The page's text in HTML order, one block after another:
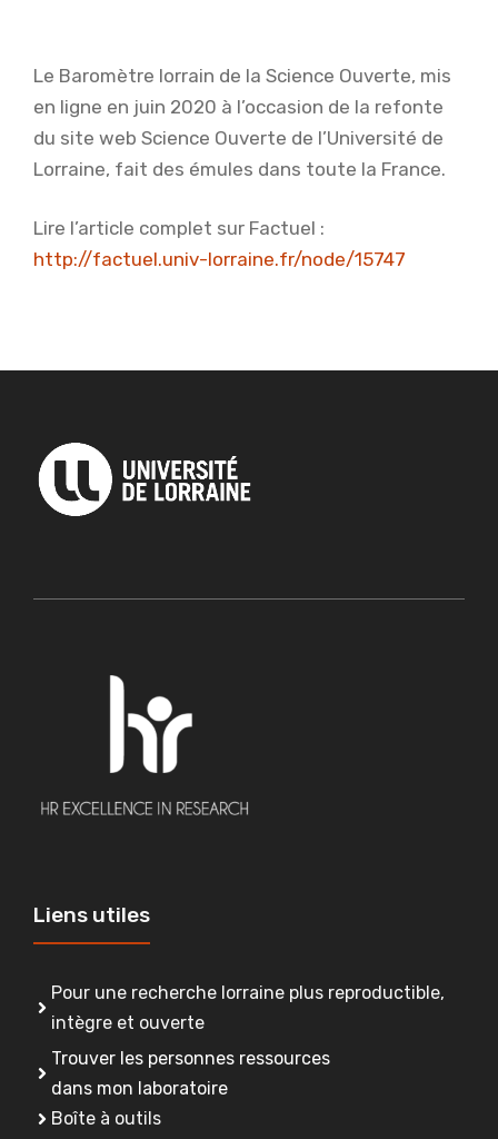
Le Baromètre lorrain de la Science Ouverte, mis
en ligne en juin 2020 à l’occasion de la refonte
du site web Science Ouverte de l’Université de
Lorraine, fait des émules dans toute la France.
Lire l’article complet sur Factuel :
http://factuel.univ-lorraine.fr/node/15747
Liens utiles
Pour une recherche lorraine plus reproductible,
intègre et ouverte
Trouver les personnes ressources
dans mon laboratoire
Boîte à outils